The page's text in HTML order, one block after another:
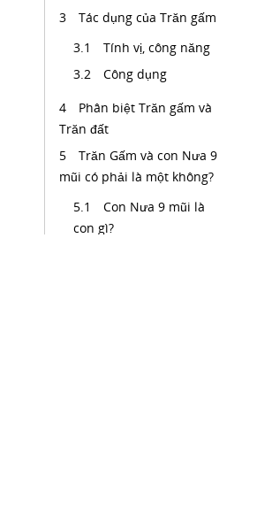
Tác dụng của Trăn gấm
Tính vị, công năng
Công dụng
Phân biệt Trăn gấm và
Trăn đất
Trăn Gấm và con Nưa 9
mũi có phải là một không?
Con Nưa 9 mũi là
con gì?